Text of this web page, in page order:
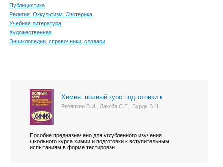
Публицистика
Религия. Оккультизм. Эзотерика
Учебная литература
Художественная
Энциклопедии, справочники, словари
Химия: полный курс подготовки к
Резяпкин В.И., Лакоба С.Е., Бурдь В.Н.
Пособие предназначено для углубленного изучения
школьного курса химии и подготовки к вступительным
испытаниям в форме тестирован